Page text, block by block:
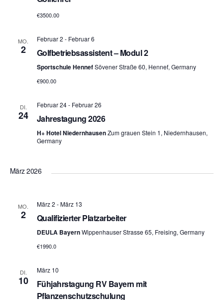
€3500.00
MO.
2
Februar 2 - Februar 6
Golfbetriebsassistent – Modul 2
Sportschule HennefSövener Straße 60, Hennef, Germany
€900.00
DI.
24
Februar 24- Februar 26
Jahrestagung 2026
H+ Hotel NiedernhausenZum grauen Stein 1, Niedernhausen,
Germany
März 2026
MO.
2
März 2 -März 13
Qualifizierter Platzarbeiter
DEULA BayernWippenhauser Strasse 65, Freising, Germany
€1990.0
DI.
10
März 10
Fühjahrstagung RV Bayern mit
Pflanzenschutzschulung